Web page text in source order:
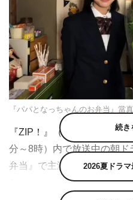
『パパとなっちゃんのお弁当』
『ZIP！』（日本テレビ
分～8時）内で放送中の朝
弁当』で主演を務める藤木
続き
2026夏ドラ